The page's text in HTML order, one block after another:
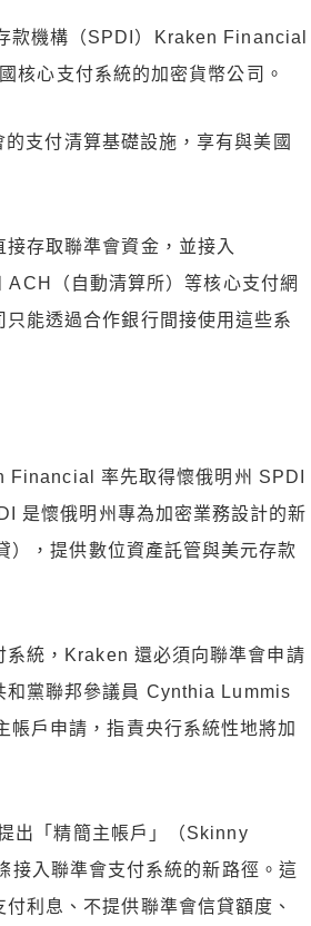
款機構（SPDI）Kraken Financial
核心支付系統的加密貨幣公司。
支付清算基礎設施，享有與美國
存取聯準會資金，並接入
（自動清算所）等核心支付網
能透過合作銀行間接使用這些系
率先取得懷俄明州 SPDI
是懷俄明州專為加密業務設計的新
），提供數位資產託管與美元存款
統，Kraken 還必須向聯準會申請
和黨聯邦參議員 Cynthia Lummis
戶申請，指責央行系統性地將加
出「精簡主帳戶」（Skinny
接入聯準會支付系統的新路徑。這
利息、不提供聯準會信貸額度、